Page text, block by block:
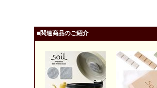
■関連商品のご紹介